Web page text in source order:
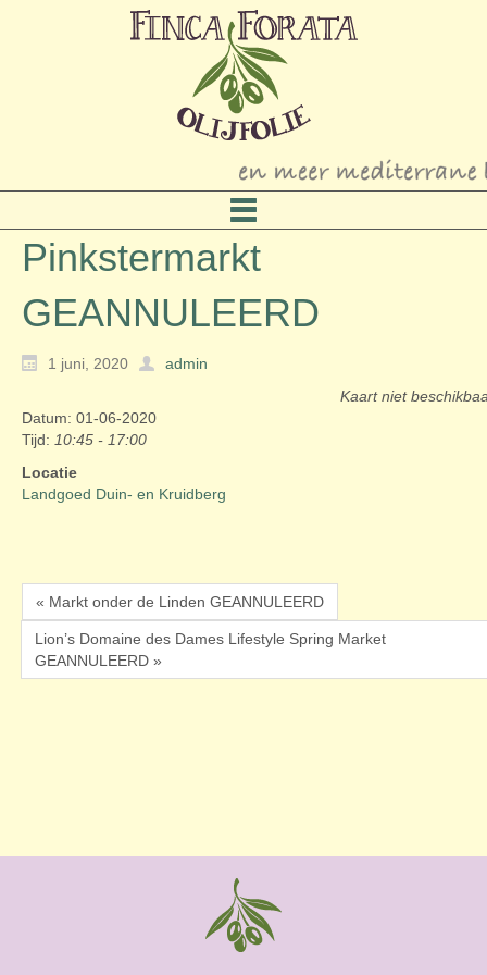
Pinkstermarkt
GEANNULEERD
1 juni, 2020
admin
Kaart niet
Datum: 01-06-2020
Tijd: 10:45 - 17:00
Locatie
Landgoed Duin- en Kruidberg
« Markt onder de Linden GEANNULEERD
Lion’s Domaine des Dames Lifestyle Spring Market
GEANNULEERD »